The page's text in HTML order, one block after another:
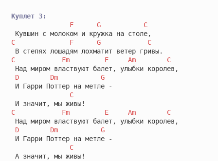
Куплет 3:
F
G
C
C
F G
C
C
Fm E Am
C
Над миром властвуют балет, улыбки королев,
D
Dm
G
И Гарри Поттер на метле -
C
C
Fm E Am
C
Над миром властвуют балет, улыбки королев,
D
Dm
G
И Гарри Поттер на метле -
C
А значит, мы живы!